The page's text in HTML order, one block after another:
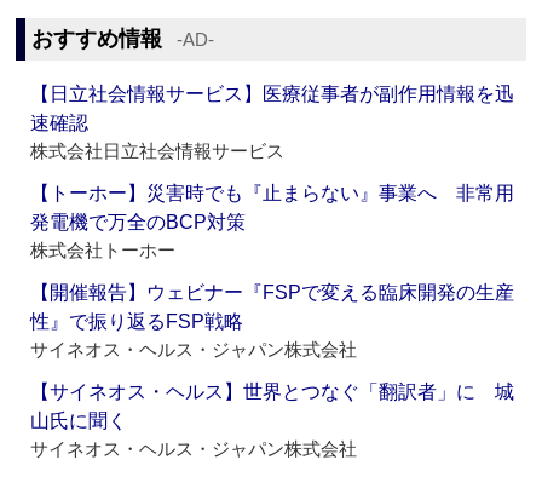
おすすめ情報 ‐AD‐
【日立社会情報サービス】医療従事者が副作用情報を迅
速確認
株式会社日立社会情報サービス
【トーホー】災害時でも『止まらない』事業へ 非常用
発電機で万全のBCP対策
株式会社トーホー
【開催報告】ウェビナー『FSPで変える臨床開発の生産
性』で振り返るFSP戦略
サイネオス・ヘルス・ジャパン株式会社
【サイネオス・ヘルス】世界とつなぐ「翻訳者」に 城
山氏に聞く
サイネオス・ヘルス・ジャパン株式会社